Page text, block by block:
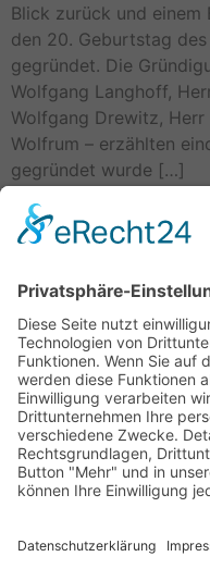
Blick zurück und
den 20. Geburtstag des
gegründet. Die
Wolfgang Langhoff,
Wolfgang Drewitz,
Wolfrum – erzählten
gegründet wurde […]
←Zurück
Tel:
Fax:
E-Mail: